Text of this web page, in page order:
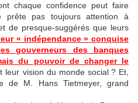
chaque confidence peut faire
prête pas toujours attention à
de presque-suggérés que leurs
« indépendance » conquise
gouverneurs des banques
du pouvoir de changer le
leur vision du monde social ? Et,
de M. Hans Tietmeyer, grand